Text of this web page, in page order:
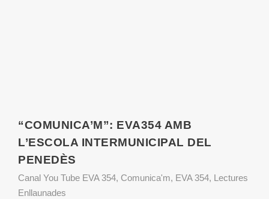
“COMUNICA’M”: EVA354 AMB
L’ESCOLA INTERMUNICIPAL DEL
PENEDÈS
Canal You Tube EVA 354, Comunica'm, EVA 354, Lectures
Enllaunades